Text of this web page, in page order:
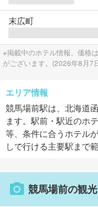
末広町
※掲載中のホテル情報、価格
がございます。(2026年8月7
エリア情報
競馬場前駅は、 北海道
ます。 駅前・駅近のホ
等、条件に合うホテル
しで行ける主要駅まで
競馬場前の観